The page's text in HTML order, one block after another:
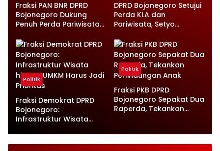
Fraksi PAN BNR DPRD
Bojonegoro Dukung
Penuh Perda Pariwisata
Anak
DPRD Bojonegoro Setujui
Perda KLA dan
Pariwisata, Setyo
Instruksi
Politik
Fraksi Demokrat DPRD
Bojonegoro:
Infrastruktur Wisata
Politik
Fraksi PKB DPRD
Bojonegoro Sepakat Dua
Raperda, Tekankan